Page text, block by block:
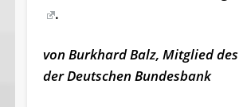
.
von Burkhard Balz, Mitglied
der Deutschen Bundesbank